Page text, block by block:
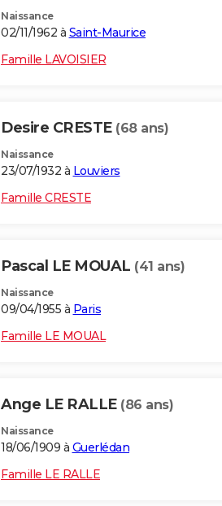
Naissance
02/11/1962 à Saint-Maurice
Famille LAVOISIER
Desire CRESTE (68 ans)
Naissance
23/07/1932 à Louviers
Famille CRESTE
Pascal LE MOUAL (41 ans)
Naissance
09/04/1955 à Paris
Famille LE MOUAL
Ange LE RALLE (86 ans)
Naissance
18/06/1909 à Guerlédan
Famille LE RALLE